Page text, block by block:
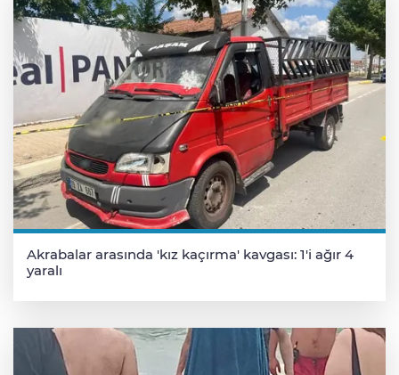
Akrabalar arasında 'kız kaçırma' kavgası: 1'i ağır 4
yaralı